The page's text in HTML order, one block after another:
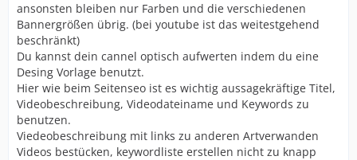
ansonsten bleiben nur Farben und die verschiedenen
Bannergrößen übrig. (bei youtube ist das weitestgehend
beschränkt)
Du kannst dein cannel optisch aufwerten indem du eine
Desing Vorlage benutzt.
Hier wie beim Seitenseo ist es wichtig aussagekräftige Titel,
Videobeschreibung, Videodateiname und Keywords zu
benutzen.
Viedeobeschreibung mit links zu anderen Artverwanden
Videos bestücken, keywordliste erstellen nicht zu knapp